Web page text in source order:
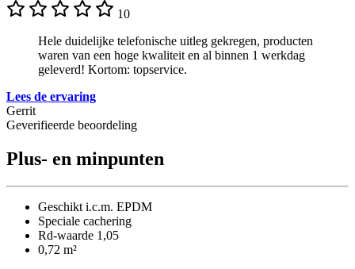
10
Hele duidelijke telefonische uitleg gekregen, producten
waren van een hoge kwaliteit en al binnen 1 werkdag
geleverd! Kortom: topservice.
Lees de ervaring
Gerrit
Geverifieerde beoordeling
Plus- en minpunten
Geschikt i.c.m. EPDM
Speciale cachering
Rd-waarde 1,05
0,72 m²